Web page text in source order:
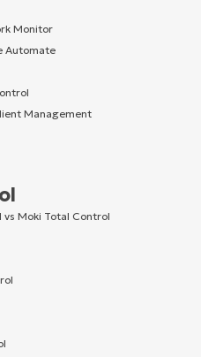
Monitor
Automate
Management
Moki Total Control